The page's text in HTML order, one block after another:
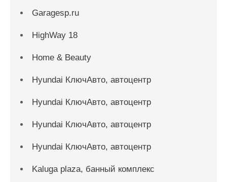
Garagesp.ru
HighWay 18
Home & Beauty
Hyundai КлючАвто, автоцентр
Hyundai КлючАвто, автоцентр
Hyundai КлючАвто, автоцентр
Hyundai КлючАвто, автоцентр
Kaluga plaza, банный комплекс